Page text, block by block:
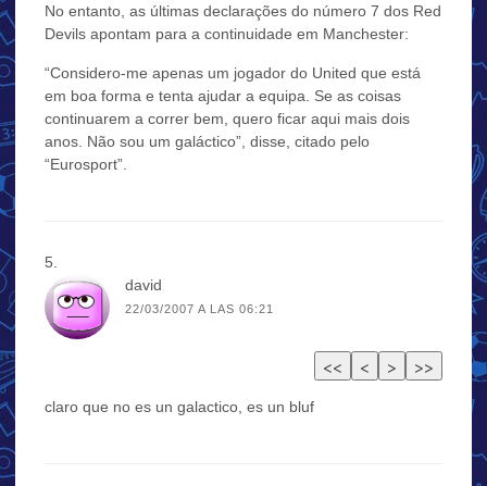
No entanto, as últimas declarações do número 7 dos Red
Devils apontam para a continuidade em Manchester:
“Considero-me apenas um jogador do United que está
em boa forma e tenta ajudar a equipa. Se as coisas
continuarem a correr bem, quero ficar aqui mais dois
anos. Não sou um galáctico”, disse, citado pelo
“Eurosport”.
david
22/03/2007 A LAS 06:21
claro que no es un galactico, es un bluf